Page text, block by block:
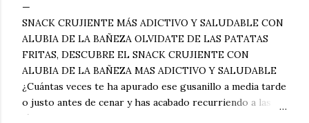
SNACK CRUJIENTE MÁS ADICTIVO Y SALUDABLE CON
ALUBIA DE LA BAÑEZA OLVIDATE DE LAS PATATAS
FRITAS, DESCUBRE EL SNACK CRUJIENTE CON
ALUBIA DE LA BAÑEZA MAS ADICTIVO Y SALUDABLE
¿Cuántas veces te ha apurado ese gusanillo a media tarde
o justo antes de cenar y has acabado recurriendo a las
típicas patatas de bolsa, frutos secos fritos o snacks